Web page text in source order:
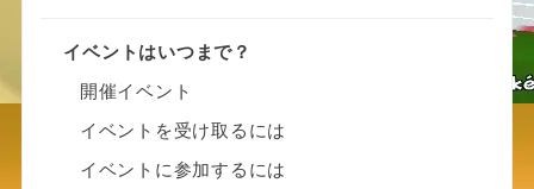
イベントはいつまで？
開催イベント
イベントを受け取るには
イベントに参加するには